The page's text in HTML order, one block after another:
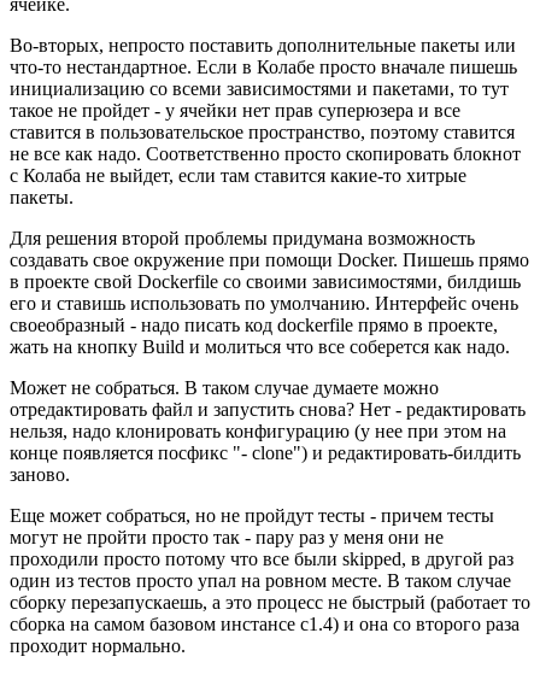
Во-вторых, непросто поставить дополнительные пакеты или
что-то нестандартное. Если в Колабе просто вначале пишешь
инициализацию со всеми зависимостями и пакетами, то тут
такое не пройдет - у ячейки нет прав суперюзера и все
ставится в пользовательское пространство, поэтому ставится
не все как надо. Соответственно просто скопировать блокнот
с Колаба не выйдет, если там ставится какие-то хитрые
пакеты.
Для решения второй проблемы придумана возможность
создавать свое окружение при помощи Docker. Пишешь прямо
в проекте свой Dockerfile со своими зависимостями, билдишь
его и ставишь использовать по умолчанию. Интерфейс очень
своеобразный - надо писать код dockerfile прямо в проекте,
жать на кнопку Build и молиться что все соберется как надо.
Может не собраться. В таком случае думаете можно
отредактировать файл и запустить снова? Нет - редактировать
нельзя, надо клонировать конфигурацию (у нее при этом на
конце появляется посфикс "- clone") и редактировать-билдить
заново.
Еще может собраться, но не пройдут тесты - причем тесты
могут не пройти просто так - пару раз у меня они не
проходили просто потому что все были skipped, в другой раз
один из тестов просто упал на ровном месте. В таком случае
сборку перезапускаешь, а это процесс не быстрый (работает то
сборка на самом базовом инстансе с1.4) и она со второго раза
проходит нормально.